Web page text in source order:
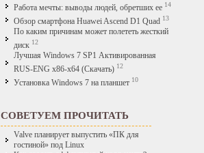
Работа мечты: выводы людей, обретших ее 14
Обзор смартфона Huawei Ascend D1 Quad 13
По каким причинам может полететь жесткий
диск 12
Лучшая Windows 7 SP1 Активированная
RUS-ENG x86-x64 (Скачать) 12
Установка Windows 7 на планшет 10
СОВЕТУЕМ ПРОЧИТАТЬ
Valve планирует выпустить «ПК для
гостиной» под Linux